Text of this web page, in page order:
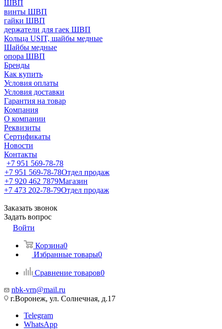
ШВП
винты ШВП
гайки ШВП
держатели для гаек ШВП
Кольца USIT, шайбы медные
Шайбы медные
опора ШВП
Бренды
Как купить
Условия оплаты
Условия доставки
Гарантия на товар
Компания
О компании
Реквизиты
Сертификаты
Новости
Контакты
+7 951 569-78-78
+7 951 569-78-78Отдел продаж
+7 920 462 7879Магазин
+7 473 202-78-79Отдел продаж
Заказать звонок
Задать вопрос
Войти
Корзина0
Избранные товары0
Сравнение товаров0
nbk-vrn@mail.ru
г.Воронеж, ул. Солнечная, д.17
Telegram
WhatsApp